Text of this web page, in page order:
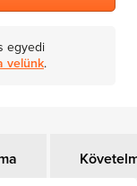
egyedi
velünk.